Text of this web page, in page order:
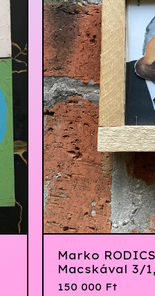
Marko
Macskával 3/
150 000 Ft